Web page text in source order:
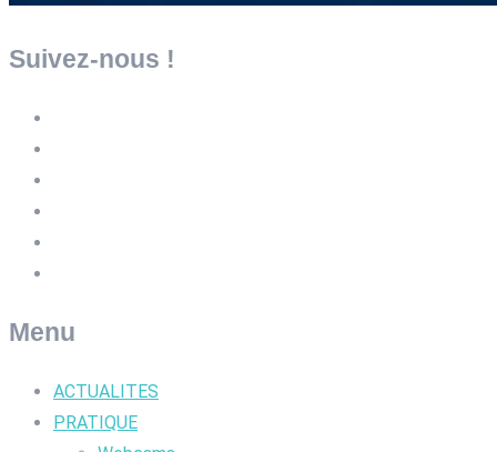
Suivez-nous !
Menu
ACTUALITES
PRATIQUE